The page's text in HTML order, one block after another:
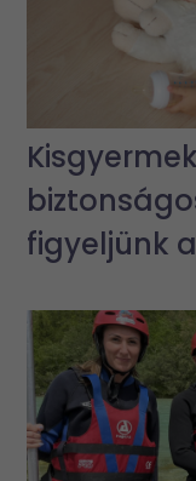
figyeljünk